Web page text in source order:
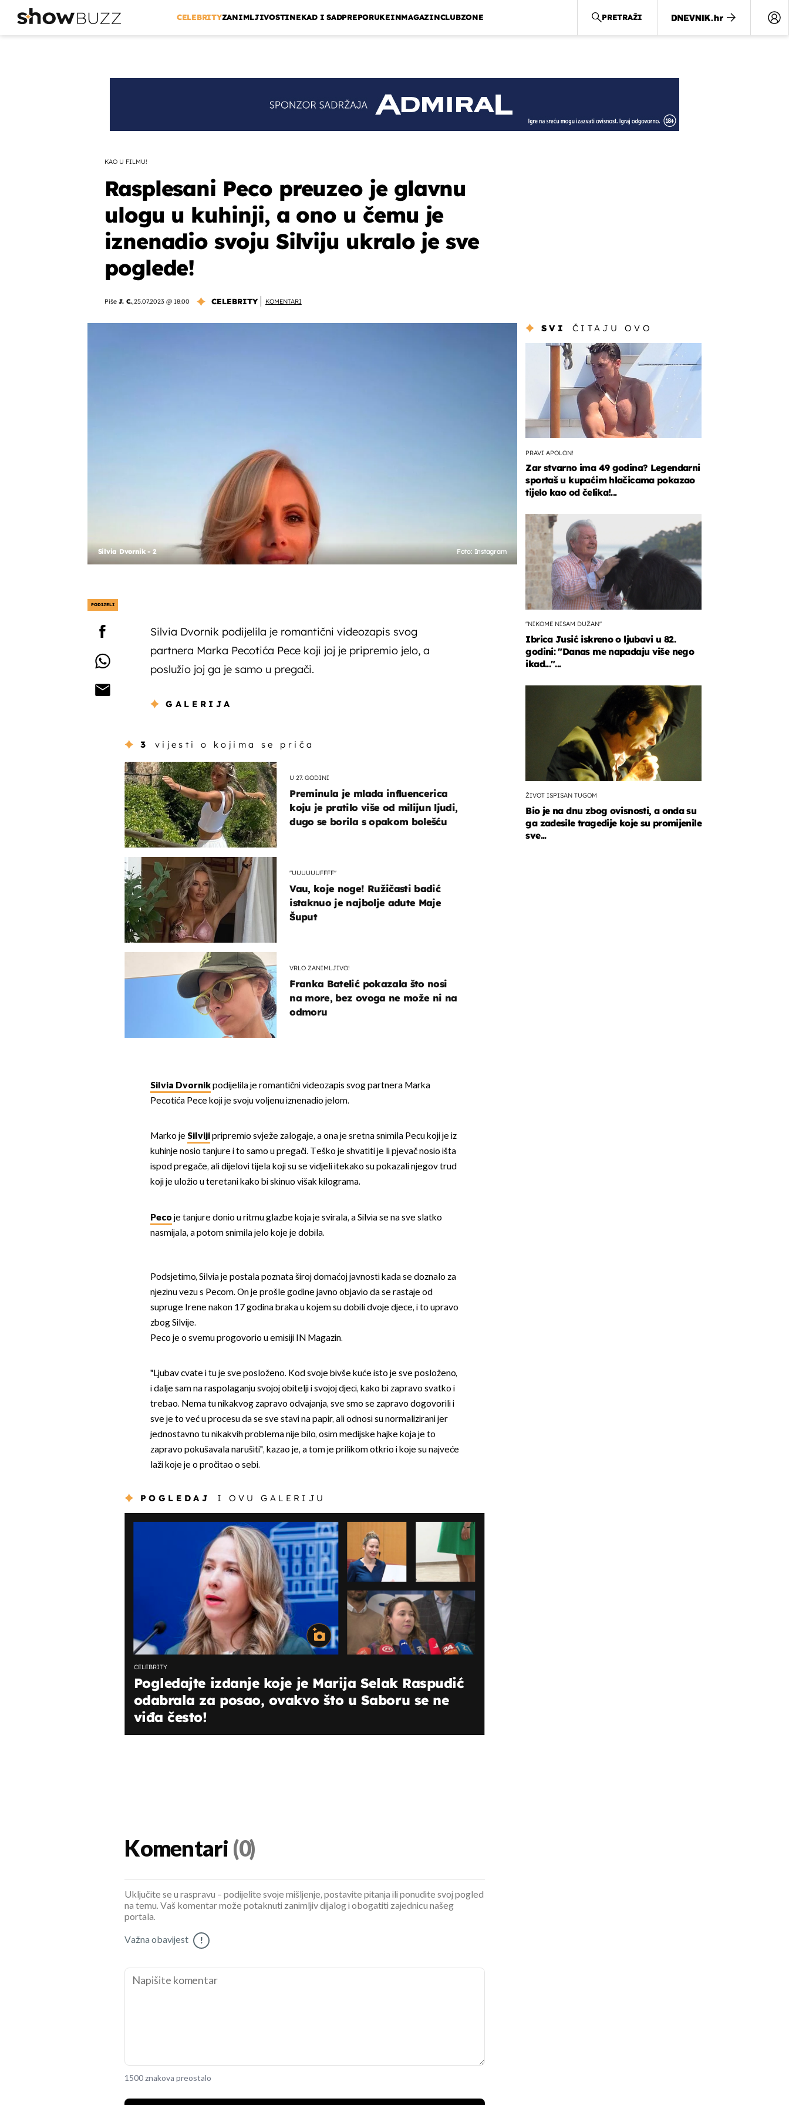
CELEBRITYZANIMLJIVOSTINEKAD I SADPREPORUKEINMAGAZINCLUBZONE PRETRAŽI
KAO U FILMU!
Rasplesani Peco preuzeo je glavnu
ulogu u kuhinji, a ono u čemu je
iznenadio svoju Silviju ukralo je sve
poglede!
Piše J. C.,25.07.2023 @ 18:00 CELEBRITY KOMENTARI
Silvia Dvornik - 2 Foto: Instagram
PODIJELI
Silvia Dvornik podijelila je romantični videozapis svog
partnera Marka Pecotića Pece koji joj je pripremio jelo, a
poslužio joj ga je samo u pregači.
GALERIJA
3 vijesti o kojima se priča
U 27. GODINI
Preminula je mlada influencerica
koju je pratilo više od milijun ljudi,
dugo se borila s opakom bolešću
"UUUUUUFFFF"
Vau, koje noge! Ružičasti badić
istaknuo je najbolje adute Maje
Šuput
VRLO ZANIMLJIVO!
Franka Batelić pokazala što nosi
na more, bez ovoga ne može ni na
odmoru
Silvia Dvornikpodijelila je romantični videozapis svog partnera Marka
Pecotića Pece koji je svoju voljenu iznenadio jelom.
Marko je Silvijipripremio svježe zalogaje, a ona je sretna snimila Pecu koji je iz
kuhinje nosio tanjure i to samo u pregači. Teško je shvatiti je li pjevač nosio išta
ispod pregače, ali dijelovi tijela koji su se vidjeli itekako su pokazali njegov trud
koji je uložio u teretani kako bi skinuo višak kilograma.
Peco je tanjure donio u ritmu glazbe koja je svirala, a Silvia se na sve slatko
nasmijala, a potom snimila jelo koje je dobila.
Podsjetimo, Silvia je postala poznata široj domaćoj javnosti kada se doznalo za
njezinu vezu s Pecom. On je prošle godine javno objavio da se rastaje od
supruge Irene nakon 17 godina braka u kojem su dobili dvoje djece, i to upravo
zbog Silvije.
Peco je o svemu progovorio u emisiji IN Magazin.
"Ljubav cvate i tu je sve posloženo. Kod svoje bivše kuće isto je sve posloženo,
i dalje sam na raspolaganju svojoj obitelji i svojoj djeci, kako bi zapravo svatko i
trebao. Nema tu nikakvog zapravo odvajanja, sve smo se zapravo dogovorili i
sve je to već u procesu da se sve stavi na papir, ali odnosi su normalizirani jer
jednostavno tu nikakvih problema nije bilo, osim medijske hajke koja je to
zapravo pokušavala narušiti", kazao je, a tom je prilikom otkrio i koje su najveće
laži koje je o pročitao o sebi.
POGLEDAJ I OVU GALERIJU
CELEBRITY
Pogledajte izdanje koje je Marija Selak Raspudić
odabrala za posao, ovakvo što u Saboru se ne
viđa često!
SVI ČITAJU OVO
PRAVI APOLON!
Zar stvarno ima 49 godina? Legendarni
sportaš u kupaćim hlačicama pokazao
tijelo kao od čelika!...
"NIKOME NISAM DUŽAN"
Ibrica Jusić iskreno o ljubavi u 82.
godini: "Danas me napadaju više nego
ikad..."...
ŽIVOT ISPISAN TUGOM
Bio je na dnu zbog ovisnosti, a onda su
ga zadesile tragedije koje su promijenile
sve...
Komentari (0)
Uključite se u raspravu – podijelite svoje mišljenje, postavite pitanja ili ponudite svoj pogled
na temu. Vaš komentar može potaknuti zanimljiv dijalog i obogatiti zajednicu našeg
portala.
Važna obavijest !
1500 znakova preostalo
OMOGUĆI OBAVIJESTI